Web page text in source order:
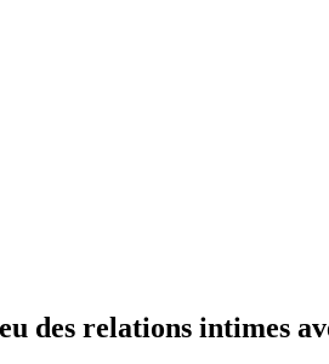
des relations intimes